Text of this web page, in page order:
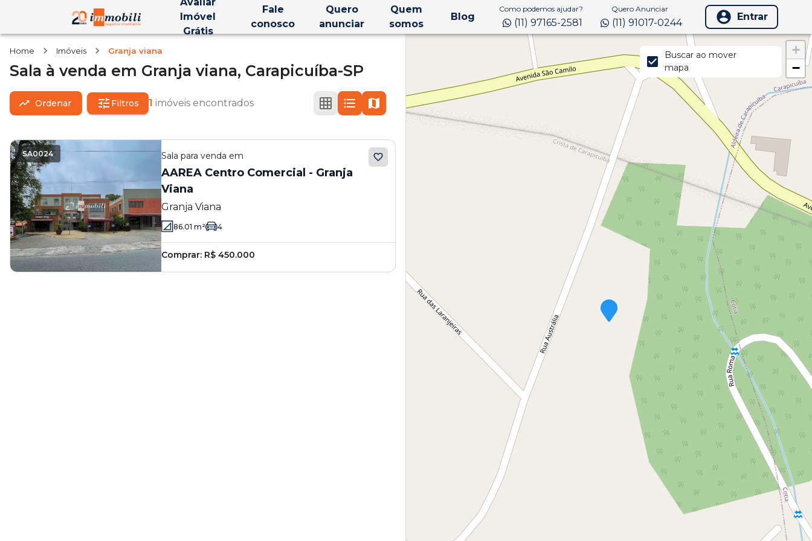
Imóvel
Grátis
Fale
conosco
Quero
anunciar
Quem
somos
Blog
Como podemos ajudar?
(11) 97165-2581
Quero Anunciar
(11) 91017-0244 Entrar
Home Imóveis Granja viana
Sala à venda em Granja viana, Carapicuíba-SP
Ordenar Filtros 1 imóveis encontrados
SA0024 Sala para venda em
AAREA Centro Comercial - Granja
Viana
Granja Viana
86.01 m² 4
Comprar: R$ 450.000
+
−
Buscar ao mover
mapa